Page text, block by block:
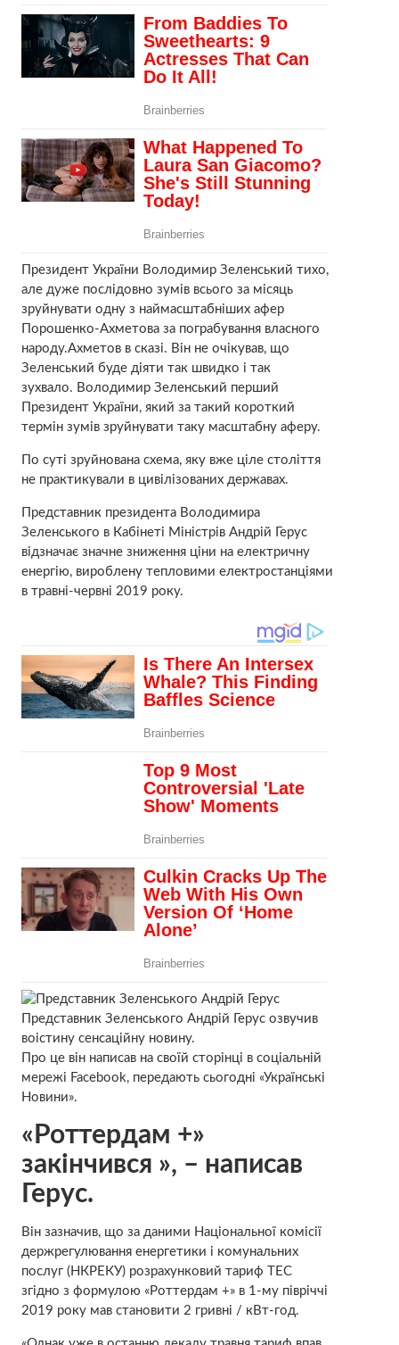
Президент України Володимир Зеленський тихо,
але дуже послідовно зумів всього за місяць
зруйнувати одну з наймасштабніших афер
Порошенко-Ахметова за пограбування власного
народу.Ахметов в сказі. Він не очікував, що
Зеленський буде діяти так швидко і так
зухвало. Володимир Зеленський перший
Президент України, який за такий короткий
термін зумів зруйнувати таку масштабну аферу.
По суті зруйнована схема, яку вже ціле століття
не практикували в цивілізованих державах.
Представник президента Володимира
Зеленського в Кабінеті Міністрів Андрій Герус
відзначає значне зниження ціни на електричну
енергію, вироблену тепловими електростанціями
в травні-червні 2019 року.
Представник Зеленського Андрій Герус озвучив
воістину сенсаційну новину.
Про це він написав на своїй сторінці в соціальній
мережі Facebook, передають сьогодні «Українські
Новини».
«Роттердам +»
закінчився », – написав
Герус.
Він зазначив, що за даними Національної комісії
держрегулювання енергетики і комунальних
послуг (НКРЕКУ) розрахунковий тариф ТЕС
згідно з формулою «Роттердам +» в 1-му півріччі
2019 року мав становити 2 гривні / кВт-год.